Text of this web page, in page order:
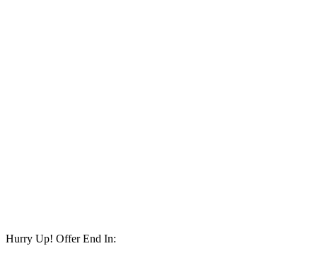
Hurry Up! Offer End In: